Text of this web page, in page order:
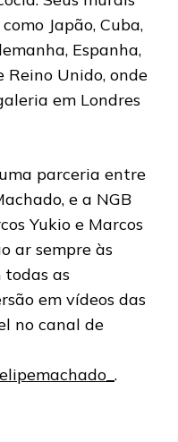
Japão, Cuba,
Espanha,
Reino Unido, onde
em Londres
parceria entre
e a NGB
Yukio e Marcos
ar sempre às
todas as
em vídeos das
no canal de
.